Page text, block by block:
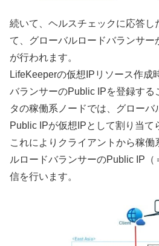
続いて、ヘルスチェックに応答し
て、グローバルロードバランサ
が行われます。
LifeKeeperの仮想IPリソース作成
バランサーのPublic IPを登録する
タの稼働系ノードでは、グロー
Public IPが仮想IPとして割り当て
これによりクライアントから稼
ルロードバランサーのPublic IP（
信を行います。